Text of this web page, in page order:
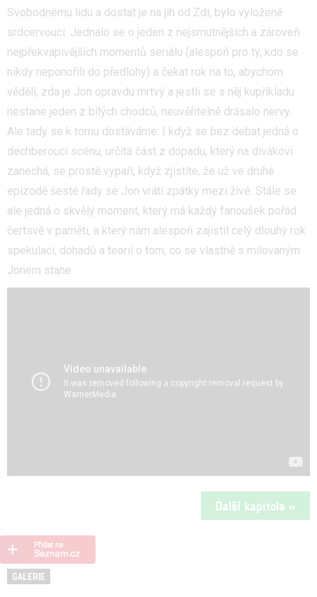
Svobodnému lidu a dostat je na jih od Zdi, bylo vyloženě
srdcervoucí. Jednalo se o jeden z nejsmutnějších a zároveň
nejpřekvapivějších momentů seriálu (alespoň pro ty, kdo se
nikdy neponořili do předlohy) a čekat rok na to, abychom
věděli, zda je Jon opravdu mrtvý a jestli se s něj kupříkladu
nestane jeden z bílých chodců, neuvěřitelně drásalo nervy.
Ale tady se k tomu dostáváme. I když se bez debat jedná o
dechberoucí scénu, určitá část z dopadu, který na divákovi
zanechá, se prostě vypaří, když zjistíte, že už ve druhé
epizodě šesté řady se Jon vrátí zpátky mezi živé. Stále se
ale jedná o skvělý moment, který má každý fanoušek pořád
čertsvě v paměti, a který nám alespoň zajistil celý dlouhý rok
spekulací, dohadů a teorií o tom, co se vlastně s milovaným
Jonem stane.
Další kapitola »
GALERIE